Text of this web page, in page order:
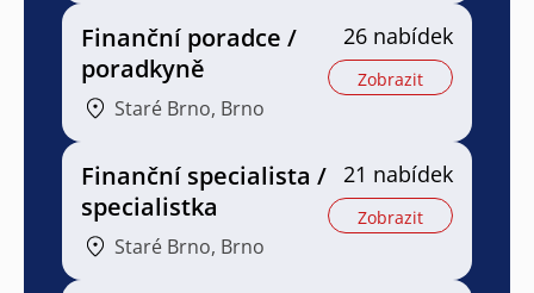
Finanční poradce /
poradkyně
Staré Brno, Brno
26 nabídek
Zobrazit
Finanční specialista /
specialistka
Staré Brno, Brno
21 nabídek
Zobrazit